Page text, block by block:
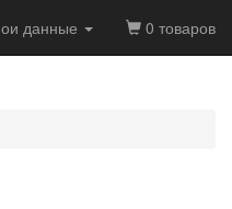
данные 0 товаров